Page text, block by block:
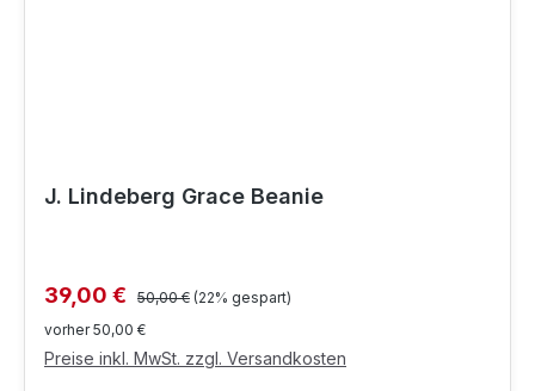
J. Lindeberg Grace Beanie
Verkaufspreis:
39,00 € Regulärer Preis:
50,00 € (22% gespart)
vorher 50,00 €
Preise inkl. MwSt. zzgl. Versandkosten